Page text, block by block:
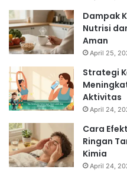
Dampak
Nutrisi
Aman
April 25,
Strategi
Aktivitas
April 24,
Cara
Ringan
Kimia
April 24,